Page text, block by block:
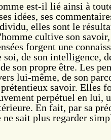
est-il lié ainsi à
idées, ses
elles sont le
cultive son savoir,
forgent une
de son intelligence,
son propre être. Les
lui-même, de son
savoir. Elles
perpétuel en lui,
En fait, par sa
sait plus regarder